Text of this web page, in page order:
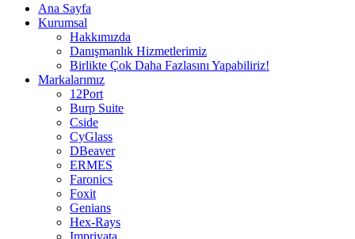
Ana Sayfa
Kurumsal
Hakkımızda
Danışmanlık Hizmetlerimiz
Birlikte Çok Daha Fazlasını Yapabiliriz!
Markalarımız
12Port
Burp Suite
Cside
CyGlass
DBeaver
ERMES
Faronics
Foxit
Genians
Hex-Rays
Imprivata